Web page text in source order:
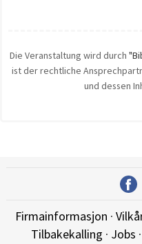
Die Veranstaltung wird durch
ist der rechtliche
und dessen
Firmainformasjon ·
Tilbakekalling · Jobs ·